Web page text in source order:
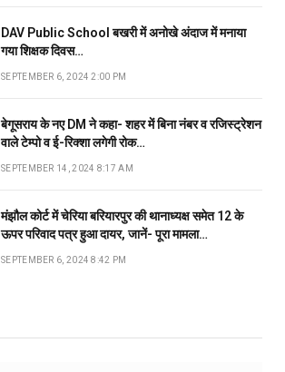
DAV Public School बखरी में अनोखे अंदाज में मनाया
गया शिक्षक दिवस…
SEPTEMBER 6, 2024 2:00 PM
बेगूसराय के नए DM ने कहा- शहर में बिना नंबर व रजिस्ट्रेशन
वाले टेम्पो व ई-रिक्शा लगेगी रोक…
SEPTEMBER 14, 2024 8:17 AM
मंझौल कोर्ट में चेरिया बरियारपुर की थानाध्यक्ष समेत 12 के
ऊपर परिवाद पत्र हुआ दायर, जानें- पूरा मामला…
SEPTEMBER 6, 2024 8:42 PM